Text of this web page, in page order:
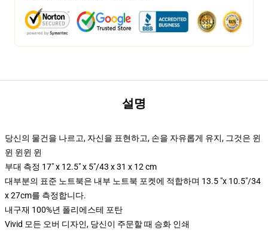
설명
당신의 물건을 나르고, 자신을 표현하고, 손을 자유롭게 유지, 그것은 윈
윈 윈윈 윈
부대 측정 17" x 12.5" x 5"/43 x 31 x 12 cm
대부분의 표준 노트북은 내부 노트북 포켓에 적합하며 13.5 "x 10.5"/34
x 27cm를 측정합니다.
내구재 100%년 폴리에스테 포탄
Vivid 모든 오버 디자인, 당신이 주문할 때 승화 인쇄